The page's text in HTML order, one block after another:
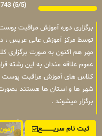
(5/5) 743 امتیاز
برگزاری دوره آموزش مراقبت
توسط مرکز آموزش عالی عریس ،
مهر هم اکنون به صورت برگزاری
عموم علاقه مندان به این رشته
کلاس های آموزش مراقبت پوست و
برگزار میشوند .
ثبت نام سریــــــــــــع